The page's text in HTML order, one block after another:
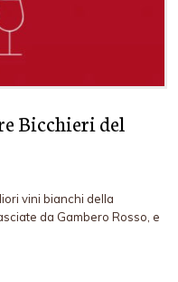
Bicchieri del
vini bianchi della
da Gambero Rosso, e